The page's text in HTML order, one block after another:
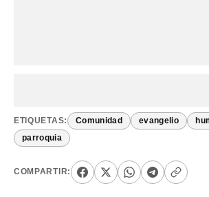
ETIQUETAS: Comunidad evangelio
parroquia
COMPARTIR: